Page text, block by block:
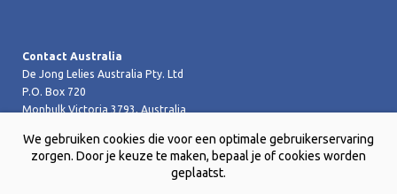
Contact Australia
De Jong Lelies Australia Pty. Ltd
P.O. Box 720
Monbulk Victoria 3793, Australia
T +61 (0)359 619 188
F +61 (0)359 619 199 joost@dejongleliesaustralia.com.au
We gebruiken cookies die voor een optimale gebruikerservaring
zorgen. Door je keuze te maken, bepaal je of cookies worden
geplaatst.